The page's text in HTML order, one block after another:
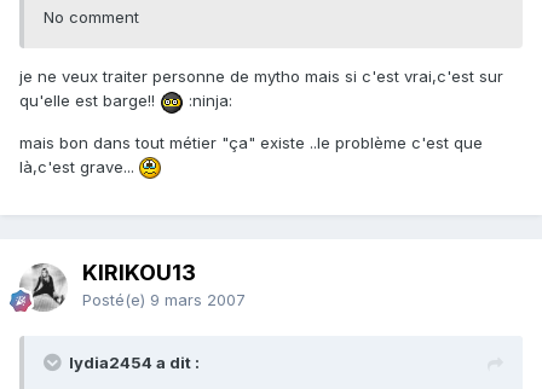
No comment
je ne veux traiter personne de mytho mais si c'est vrai,c'est sur
qu'elle est barge!!
:ninja:
mais bon dans tout métier "ça" existe ..le problème c'est que
là,c'est grave...
KIRIKOU13
Posté(e) 9 mars 2007
lydia2454 a dit :